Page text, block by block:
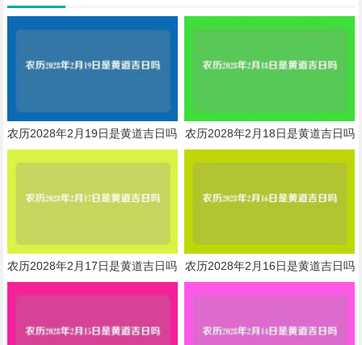
农历2028年2月19日是黄道吉日吗 农历2028年2月18日是黄道吉日吗
农历2028年2月17日是黄道吉日吗 农历2028年2月16日是黄道吉日吗